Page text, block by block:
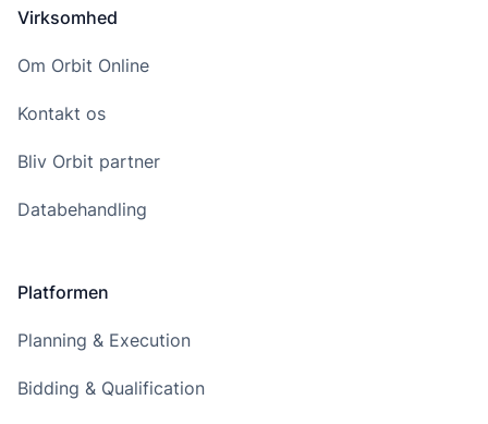
Virksomhed
Om Orbit Online
Kontakt os
Bliv Orbit partner
Databehandling
Platformen
Planning & Execution
Bidding & Qualification